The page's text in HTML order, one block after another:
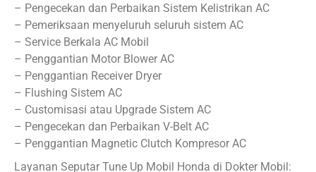
– Pengecekan dan Perbaikan Sistem Kelistrikan AC
– Pemeriksaan menyeluruh seluruh sistem AC
– Service Berkala AC Mobil
– Penggantian Motor Blower AC
– Penggantian Receiver Dryer
– Flushing Sistem AC
– Customisasi atau Upgrade Sistem AC
– Pengecekan dan Perbaikan V-Belt AC
– Penggantian Magnetic Clutch Kompresor AC
Layanan Seputar Tune Up Mobil Honda di Dokter Mobil: